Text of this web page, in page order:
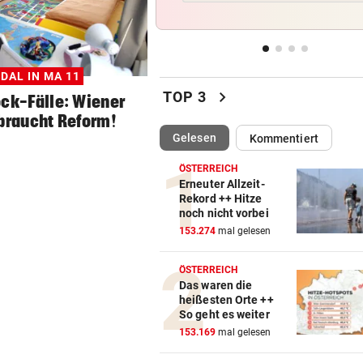
IN MA 11
Fälle: Wiener
Reform!
Real erhöht Angebot, aber
Vinicius löscht alles
500 STELLEN BETROFFEN vor
Linzer Tech-Firma hat
fast abgeschlossen
TOP 3 chevron_right
Gelesen(ausgewählt)Kommentiert
ÖSTERREICH
Erneuter Allzeit-
Rekord ++ Hitze
noch nicht vorbei
153.274 mal gelesen
ÖSTERREICH
Das waren die
heißesten Orte ++
So geht es weiter
153.169 mal gelesen